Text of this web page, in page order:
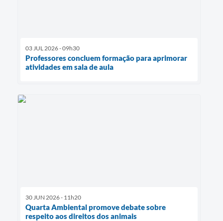
03 JUL 2026 - 09h30
Professores concluem formação para aprimorar
atividades em sala de aula
30 JUN 2026 - 11h20
Quarta Ambiental promove debate sobre
respeito aos direitos dos animais